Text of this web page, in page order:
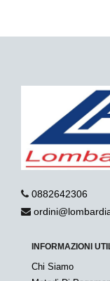
0882642306
INFORMAZIONI
Chi Siamo